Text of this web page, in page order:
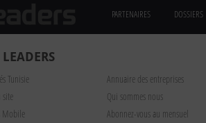
PARTENAIRES DOSSIERS
LEADERS
Tunisie Annuaire des entreprises
site
Qui sommes nous
Mobile
Abonnez-vous au mensuel